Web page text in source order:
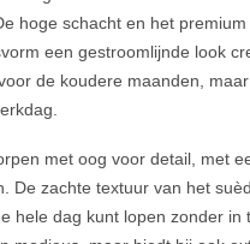
hoge schacht en het
een gestroomlijnde look
de koudere maanden,
met oog voor detail, met
De zachte textuur van het
hele dag kunt lopen zonder